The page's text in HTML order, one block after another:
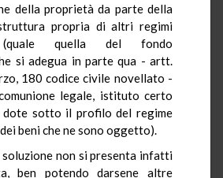
della proprietà da parte della
propria di altri regimi
(quale quella del fondo
si adegua in parte qua - artt.
180 codice civile novellato -
legale, istituto certo
dote sotto il profilo del regime
beni che ne sono oggetto).
non si presenta infatti
ben potendo darsene altre